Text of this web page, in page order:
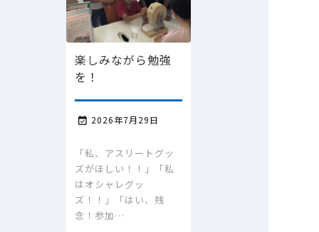
楽しみながら勉強
を！
 2026年7月29日
「私、アスリートグッ
ズがほしい！！」「私
はオシャレグッ
ズ！！」「はい、残
念！参加…